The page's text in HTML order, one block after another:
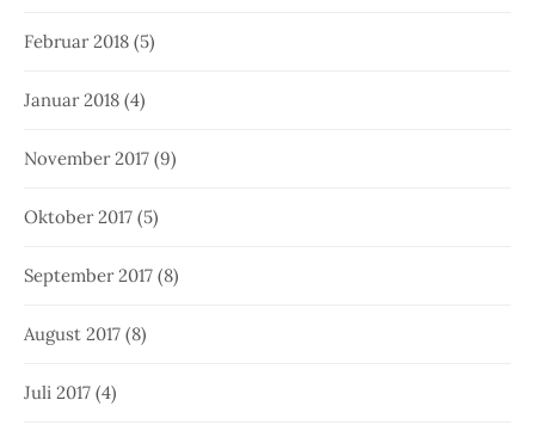
Februar 2018 (5)
Januar 2018 (4)
November 2017 (9)
Oktober 2017 (5)
September 2017 (8)
August 2017 (8)
Juli 2017 (4)